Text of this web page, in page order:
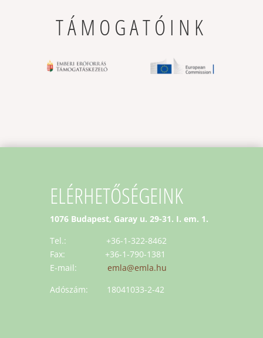
TÁMOGATÓINK
ELÉRHETŐSÉGEINK
1076 Budapest, Garay u. 29-31. I. em. 1.
Tel.: +36-1-322-8462
Fax: +36-1-790-1381
E-mail: emla@emla.hu
Adószám: 18041033-2-42